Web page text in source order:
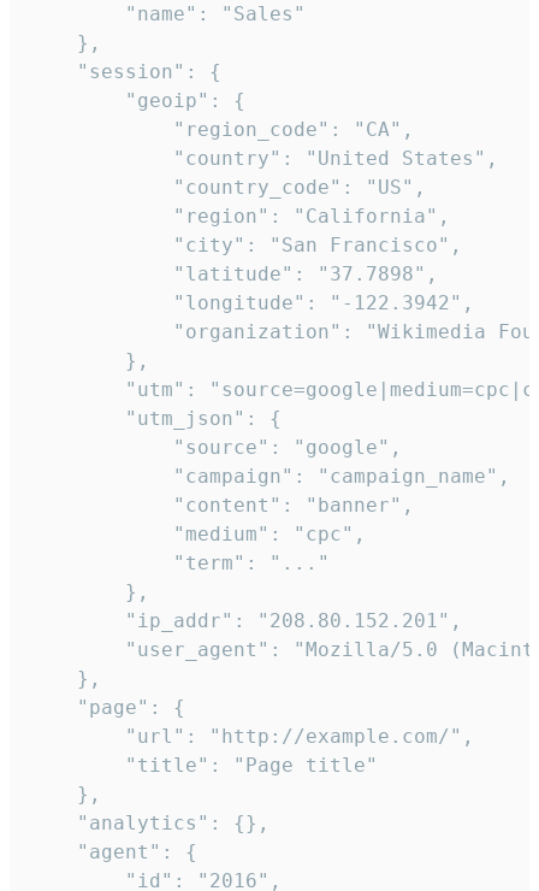
        "name": "Sales"
    },
    "session": {
        "geoip": {
            "region_code": "CA",
            "country": "United States",
            "country_code": "US",
            "region": "California",
            "city": "San Francisco",
            "latitude": "37.7898",
            "longitude": "-122.3942",
"organization": "Wikimedia
        },
"utm":
        "utm_json": {
            "source": "google",
            "campaign": "campaign_name",
            "content": "banner",
            "medium": "cpc",
            "term": "..."
        },
        "ip_addr": "208.80.152.201",
"user_agent": "Mozilla/5.0
    },
    "page": {
        "url": "http://example.com/",
        "title": "Page title"
    },
    "analytics": {},
    "agent": {
        "id": "2016",